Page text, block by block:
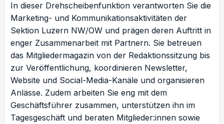
In dieser Drehscheibenfunktion verantworten Sie die
Marketing- und Kommunikationsaktivitäten der
Sektion Luzern NW/OW und prägen deren Auftritt in
enger Zusammenarbeit mit Partnern. Sie betreuen
das Mitgliedermagazin von der Redaktionssitzung bis
zur Veröffentlichung, koordinieren Newsletter,
Website und Social-Media-Kanäle und organisieren
Anlässe. Zudem arbeiten Sie eng mit dem
Geschäftsführer zusammen, unterstützen ihn im
Tagesgeschäft und beraten Mitglieder:innen sowie